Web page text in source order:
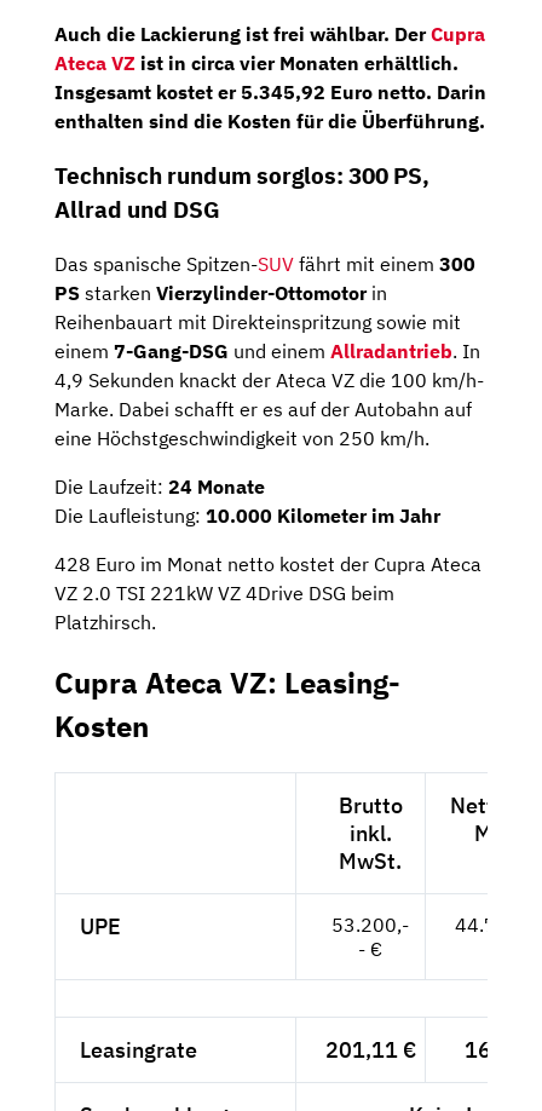
Auch die Lackierung ist frei wählbar. DerCupra
Ateca VZ ist in circa vier Monaten erhältlich.
Insgesamt kostet er 5.345,92 Euro netto. Darin
enthalten sind die Kosten für die Überführung.
Technisch rundum sorglos: 300 PS,
Allrad und DSG
Das spanische Spitzen-SUV fährt mit einem 300
PS starken Vierzylinder-Ottomotorin
Reihenbauart mit Direkteinspritzung sowie mit
einem 7-Gang-DSG und einem Allradantrieb. In
4,9 Sekunden knackt der Ateca VZ die 100 km/h-
Marke. Dabei schafft er es auf der Autobahn auf
eine Höchstgeschwindigkeit von 250 km/h.
Die Laufzeit: 24 Monate
Die Laufleistung: 10.000 Kilometer im Jahr
428 Euro im Monat netto kostet der Cupra Ateca
VZ 2.0 TSI 221kW VZ 4Drive DSG beim
Platzhirsch.
Cupra Ateca VZ: Leasing-
Kosten
Brutto
inkl.
MwSt.
Netto
MwSt.
UPE
53.200,-
- €
Leasingrate 201,11 € 169,--